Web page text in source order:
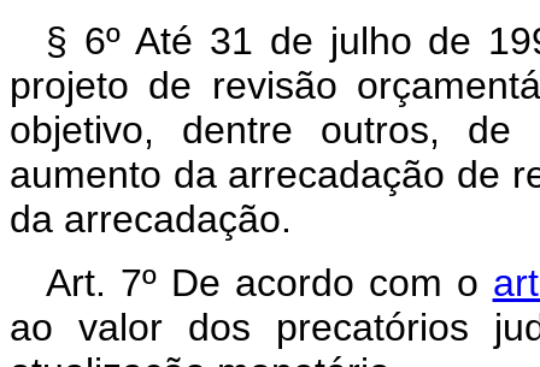
§ 6º Até 31 de julho de
projeto de revisão
objetivo, dentre outros,
aumento da arrecadação de
da arrecadação.
Art. 7º De acordo com o
ao valor dos precatórios